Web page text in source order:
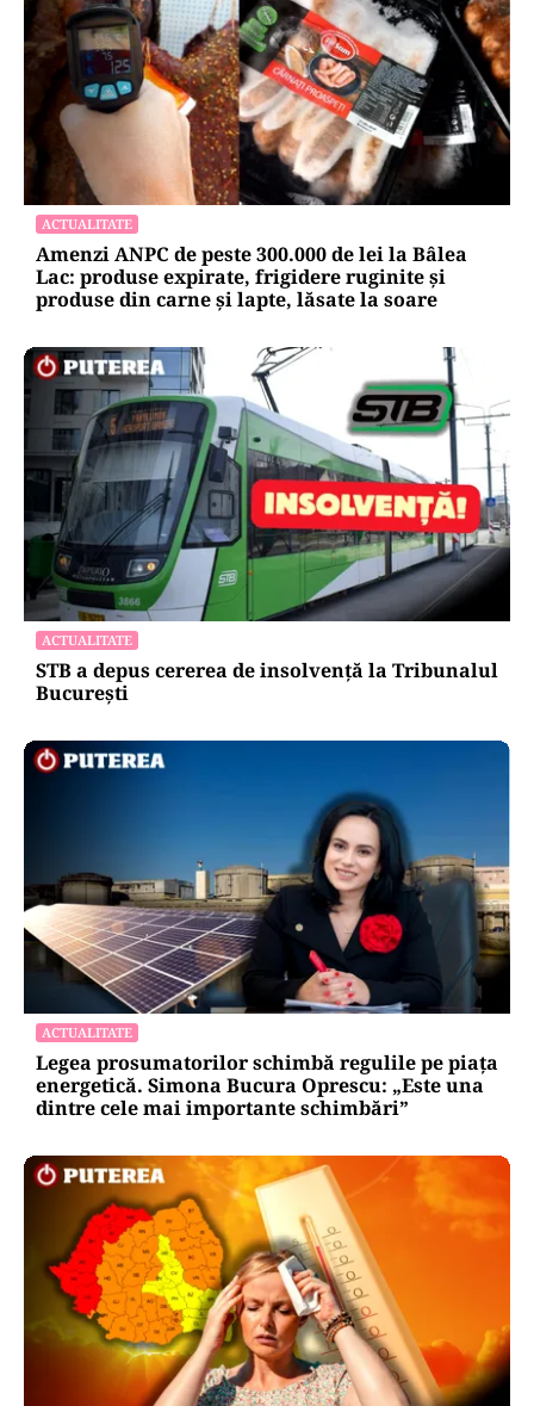
ACTUALITATE
Amenzi ANPC de peste 300.000 de lei la Bâlea
Lac: produse expirate, frigidere ruginite și
produse din carne și lapte, lăsate la soare
ACTUALITATE
STB a depus cererea de insolvență la Tribunalul
București
ACTUALITATE
Legea prosumatorilor schimbă regulile pe piața
energetică. Simona Bucura Oprescu: „Este una
dintre cele mai importante schimbări”